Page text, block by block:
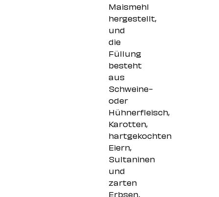
Maismehl
hergestellt,
und
die
Füllung
besteht
aus
Schweine-
oder
Hühnerfleisch,
Karotten,
hartgekochten
Eiern,
Sultaninen
und
zarten
Erbsen.